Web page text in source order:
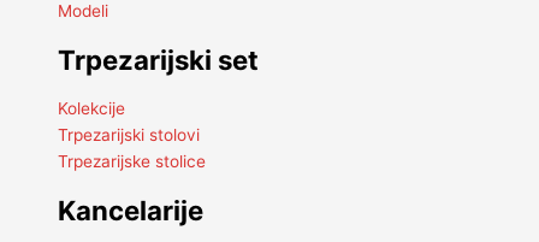
Modeli
Trpezarijski set
Kolekcije
Trpezarijski stolovi
Trpezarijske stolice
Kancelarije